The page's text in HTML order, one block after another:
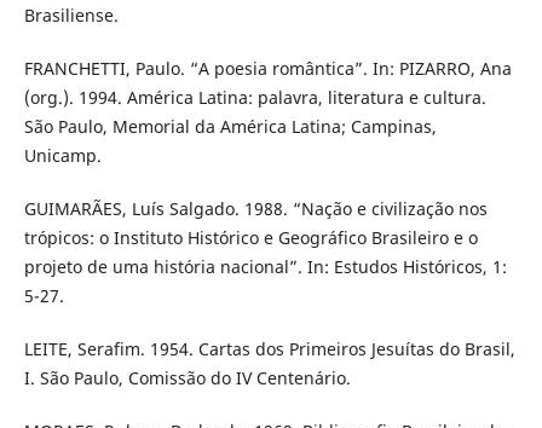
Brasiliense.
FRANCHETTI, Paulo. “A poesia romântica”. In: PIZARRO, Ana
(org.). 1994. América Latina: palavra, literatura e cultura.
São Paulo, Memorial da América Latina; Campinas,
Unicamp.
GUIMARÃES, Luís Salgado. 1988. “Nação e civilização nos
trópicos: o Instituto Histórico e Geográfico Brasileiro e o
projeto de uma história nacional”. In: Estudos Históricos, 1:
5-27.
LEITE, Serafim. 1954. Cartas dos Primeiros Jesuítas do Brasil,
I. São Paulo, Comissão do IV Centenário.